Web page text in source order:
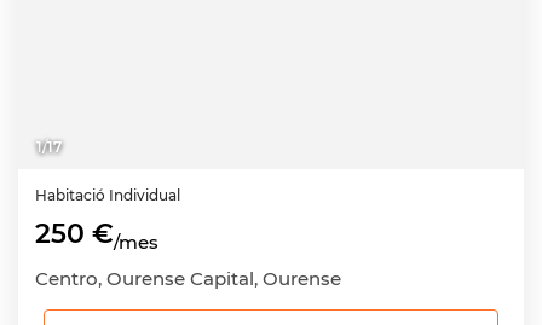
1/17
Habitació Individual
250 €/mes
Centro, Ourense Capital, Ourense